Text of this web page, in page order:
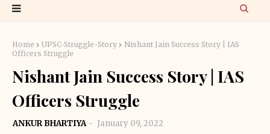
Home UPSC-Struggle-Story
Nishant Jain Success Story | IAS
Officers Struggle
Nishant Jain Success Story | IAS
Officers Struggle
ANKUR BHARTIYA January 09, 2022